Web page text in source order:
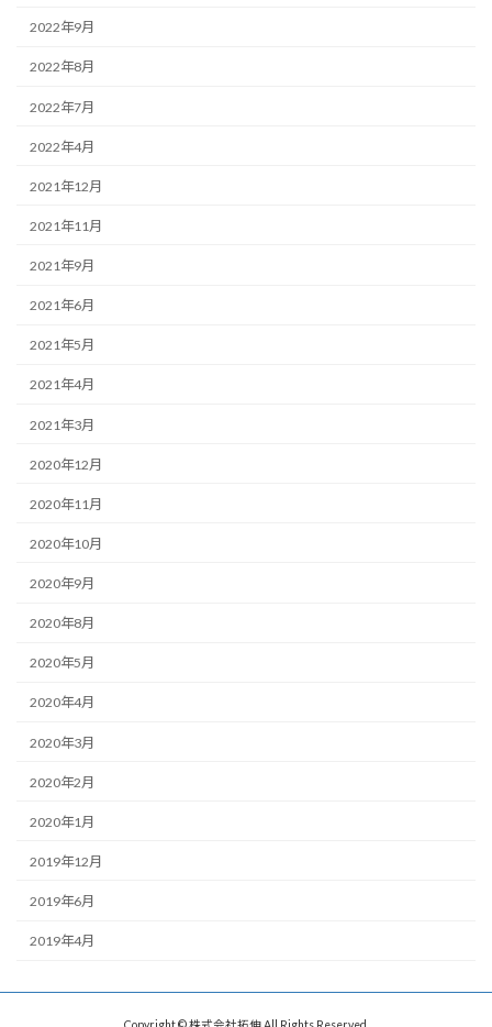
2022年9月
2022年8月
2022年7月
2022年4月
2021年12月
2021年11月
2021年9月
2021年6月
2021年5月
2021年4月
2021年3月
2020年12月
2020年11月
2020年10月
2020年9月
2020年8月
2020年5月
2020年4月
2020年3月
2020年2月
2020年1月
2019年12月
2019年6月
2019年4月